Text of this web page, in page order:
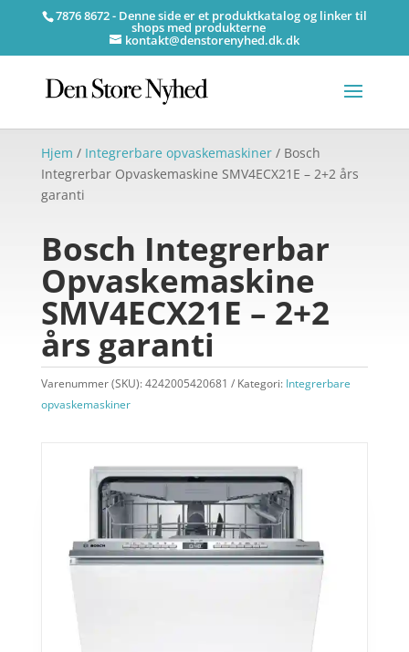
7876 8672 - Denne side er et produktkatalog og linker til
shops med produkterne
kontakt@denstorenyhed.dk.dk
Hjem / Integrerbare opvaskemaskiner/ Bosch
Integrerbar Opvaskemaskine SMV4ECX21E – 2+2 års
garanti
Bosch Integrerbar
Opvaskemaskine
SMV4ECX21E – 2+2
års garanti
Varenummer (SKU):4242005420681 Kategori: Integrerbare
opvaskemaskiner